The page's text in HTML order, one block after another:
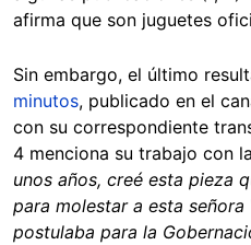
afirma que son juguetes
Sin embargo, el último
minutos, publicado en el
con su correspondiente
4 menciona su trabajo con la
unos años, creé esta pieza
para molestar a esta señora
postulaba para la